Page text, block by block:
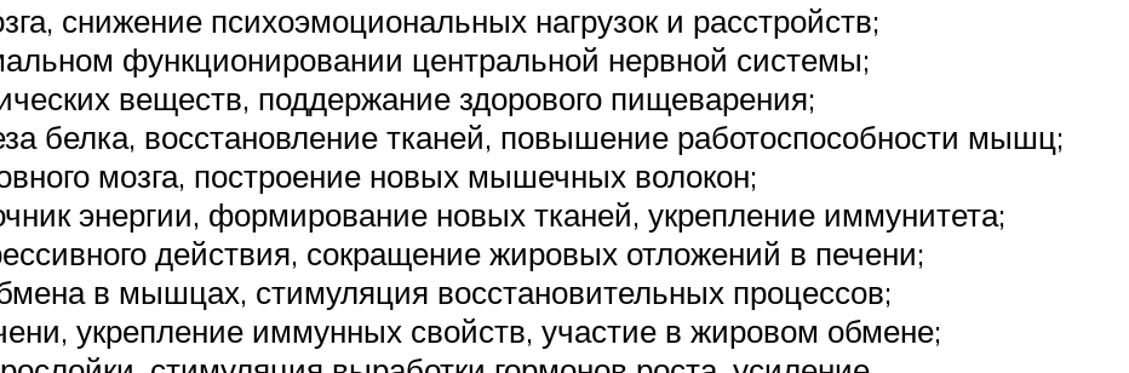
снижение психоэмоциональных нагрузок и расстройств;
функционировании центральной нервной системы;
веществ, поддержание здорового пищеварения;
белка, восстановление тканей, повышение работоспособности мышц;
мозга, построение новых мышечных волокон;
энергии, формирование новых тканей, укрепление иммунитета;
действия, сокращение жировых отложений в печени;
в мышцах, стимуляция восстановительных процессов;
укрепление иммунных свойств, участие в жировом обмене;